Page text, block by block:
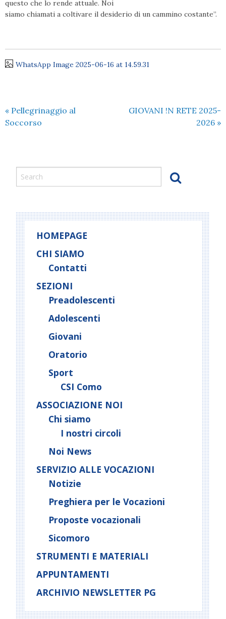
questo che lo rende attuale. Noi
siamo chiamati a coltivare il desiderio di un cammino costante”.
WhatsApp Image 2025-06-16 at 14.59.31
« Pellegrinaggio al
Soccorso
GIOVANI !N RETE 2025-
2026 »
HOMEPAGE
CHI SIAMO
Contatti
SEZIONI
Preadolescenti
Adolescenti
Giovani
Oratorio
Sport
CSI Como
ASSOCIAZIONE NOI
Chi siamo
I nostri circoli
Noi News
SERVIZIO ALLE VOCAZIONI
Notizie
Preghiera per le Vocazioni
Proposte vocazionali
Sicomoro
STRUMENTI E MATERIALI
APPUNTAMENTI
ARCHIVIO NEWSLETTER PG